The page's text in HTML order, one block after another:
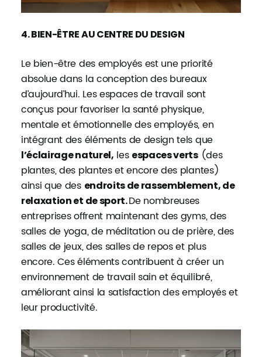
4. BIEN-ÊTRE AU CENTRE DU DESIGN
Le bien-être des employés est une priorité
absolue dans la conception des bureaux
d’aujourd’hui. Les espaces de travail sont
conçus pour favoriser la santé physique,
mentale et émotionnelle des employés, en
intégrant des éléments de design tels que
l’éclairage naturel, les espaces verts(des
plantes, des plantes et encore des plantes)
ainsi que des endroits de rassemblement, de
relaxation et de sport.De nombreuses
entreprises offrent maintenant des gyms, des
salles de yoga, de méditation ou de prière, des
salles de jeux, des salles de repos et plus
encore. Ces éléments contribuent à créer un
environnement de travail sain et équilibré,
améliorant ainsi la satisfaction des employés et
leur productivité.